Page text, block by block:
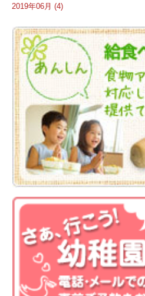
2019年06月 (4)